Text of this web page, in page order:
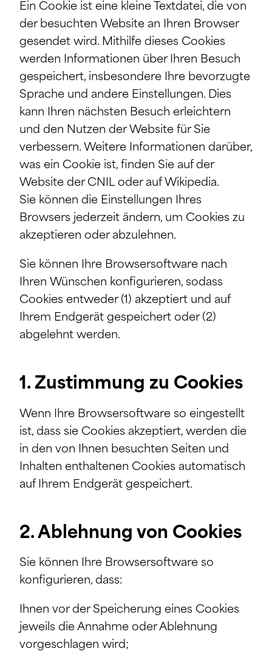
Ein Cookie ist eine kleine Textdatei, die von
der besuchten Website an Ihren Browser
gesendet wird. Mithilfe dieses Cookies
werden Informationen über Ihren Besuch
gespeichert, insbesondere Ihre bevorzugte
Sprache und andere Einstellungen. Dies
kann Ihren nächsten Besuch erleichtern
und den Nutzen der Website für Sie
verbessern. Weitere Informationen darüber,
was ein Cookie ist, finden Sie auf der
Website der CNIL oder auf Wikipedia.
Sie können die Einstellungen Ihres
Browsers jederzeit ändern, um Cookies zu
akzeptieren oder abzulehnen.
Sie können Ihre Browsersoftware nach
Ihren Wünschen konfigurieren, sodass
Cookies entweder (1) akzeptiert und auf
Ihrem Endgerät gespeichert oder (2)
abgelehnt werden.
1. Zustimmung zu Cookies
Wenn Ihre Browsersoftware so eingestellt
ist, dass sie Cookies akzeptiert, werden die
in den von Ihnen besuchten Seiten und
Inhalten enthaltenen Cookies automatisch
auf Ihrem Endgerät gespeichert.
2. Ablehnung von Cookies
Sie können Ihre Browsersoftware so
konfigurieren, dass:
Ihnen vor der Speicherung eines Cookies
jeweils die Annahme oder Ablehnung
vorgeschlagen wird;